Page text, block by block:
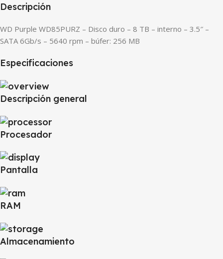
Descripción
WD Purple WD85PURZ – Disco duro – 8 TB – interno – 3.5″ –
SATA 6Gb/s – 5640 rpm – búfer: 256 MB
Especificaciones
Descripción general
Procesador
Pantalla
RAM
Almacenamiento